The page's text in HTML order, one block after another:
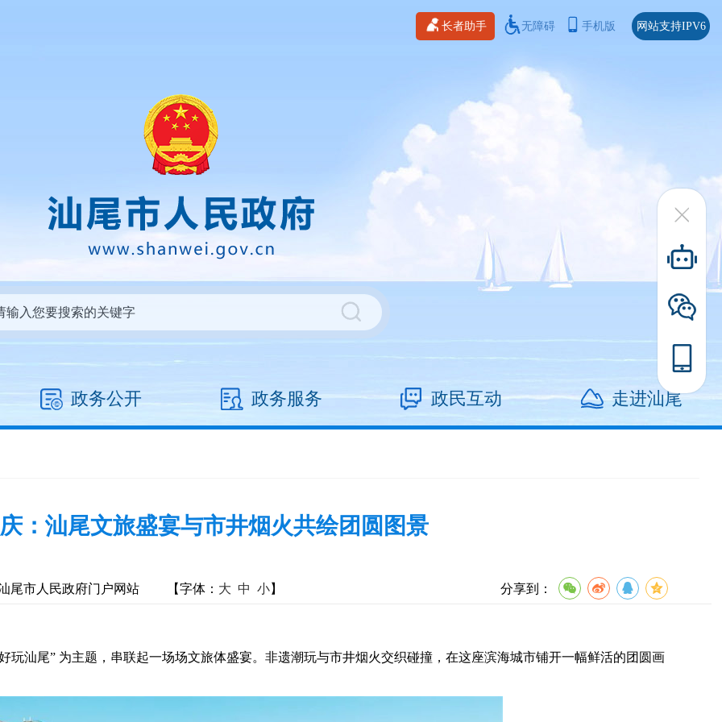
长者助手 无障碍 手机版 网站支持IPV6
政务公开 政务服务 政民互动 走进汕尾
：汕尾文旅盛宴与市井烟火共绘团圆图景
尾市人民政府门户网站 【字体： 大 中 小】 分享到：
玩汕尾” 为主题，串联起一场场文旅体盛宴。非遗潮玩与市井烟火交织碰撞，在这座滨海城市铺开一幅鲜活的团圆画